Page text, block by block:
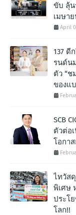
ขับ ลุ้น
เมษา
April
137 ดี
รนด์น
ตัว “ช
ของแ
SCB
ตัวต่อ
โอกา
ไทวัส
พิเศษ
ประโ
โลก!!